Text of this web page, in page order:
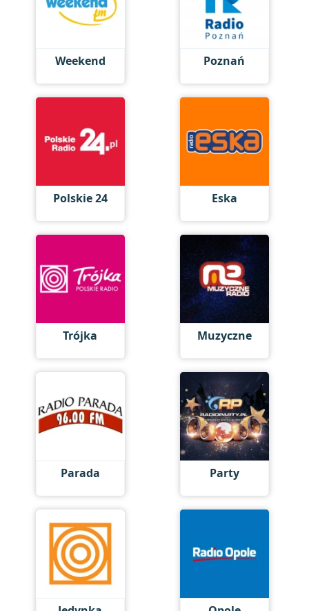
Weekend Poznań
Polskie 24 Eska
Trójka Muzyczne
Parada Party